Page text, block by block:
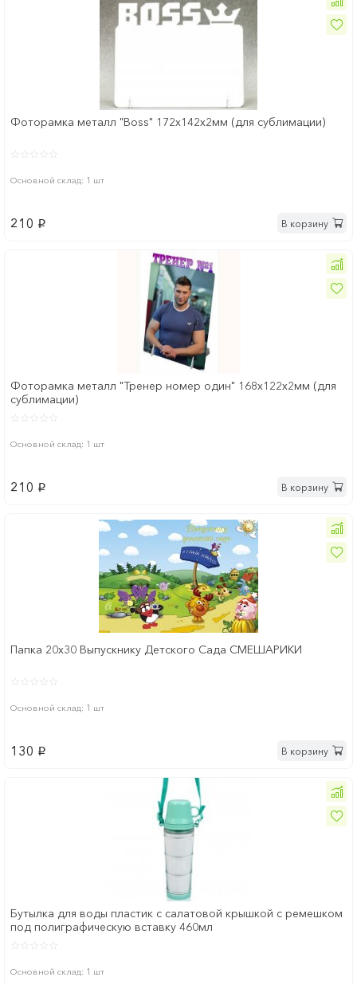
Фоторамка металл "Boss" 172x142х2мм (для сублимации)
Основной склад: 1 шт
210 p В корзину
Фоторамка металл "Тренер номер один" 168x122х2мм (для
сублимации)
Основной склад: 1 шт
210 p В корзину
Папка 20x30 Выпускнику Детского Сада СМЕШАРИКИ
Основной склад: 1 шт
130 p В корзину
Бутылка для воды пластик с салатовой крышкой с ремешком
под полиграфическую вставку 460мл
Основной склад: 1 шт